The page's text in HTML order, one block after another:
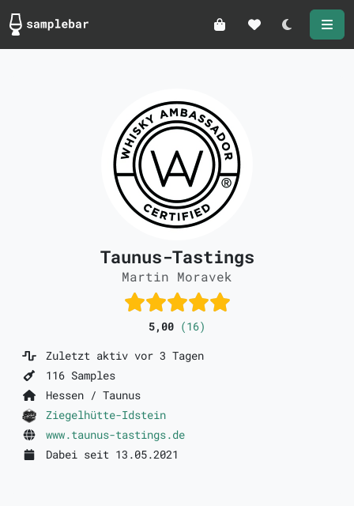
Darkmode
Taunus-Tastings
Martin Moravek
5,00 (16)
Zuletzt aktiv vor 3 Tagen
116 Samples
Hessen / Taunus
Ziegelhütte-Idstein
www.taunus-tastings.de
Dabei seit 13.05.2021